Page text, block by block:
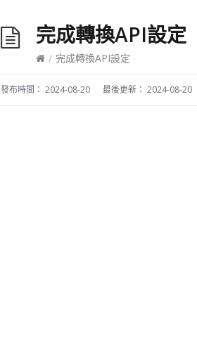
完成轉換API設定
/ 完成轉換API設定
發布時間： 2024-08-20 最後更新： 2024-08-20